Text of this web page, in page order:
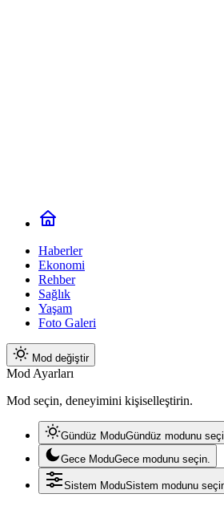
Haberler
Ekonomi
Rehber
Sağlık
Yaşam
Foto Galeri
Mod değiştir
Mod Ayarları
Mod seçin, deneyimini kişiselleştirin.
Gündüz ModuGündüz modunu
Gece ModuGece modunu seçin.
Sistem ModuSistem modunu